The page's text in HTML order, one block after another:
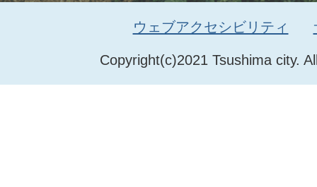
Copyright(c)2021 Tsushima city.
ウェブアクセシビリティ